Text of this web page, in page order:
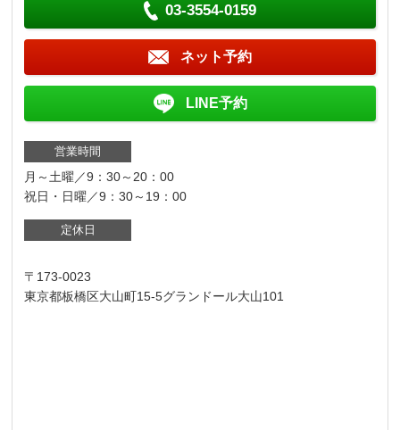
03-3554-0159
ネット予約
LINE予約
営業時間
月～土曜／9：30～20：00
祝日・日曜／9：30～19：00
定休日
〒173-0023
東京都板橋区大山町15-5グランドール大山101